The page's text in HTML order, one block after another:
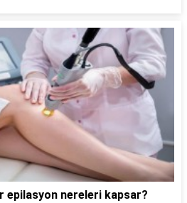
epilasyon nereleri kapsar?